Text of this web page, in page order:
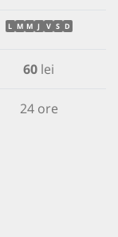
L M M J V S D
60 lei
24 ore